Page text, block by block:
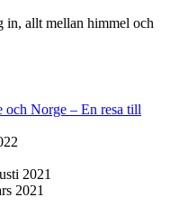
in, allt mellan himmel och
och Norge – En resa till
2021
2021